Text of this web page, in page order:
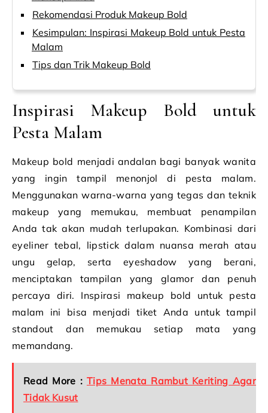
Rekomendasi Produk Makeup Bold
Kesimpulan: Inspirasi Makeup Bold untuk Pesta
Malam
Tips dan Trik Makeup Bold
Inspirasi Makeup Bold untuk
Pesta Malam
Makeup bold menjadi andalan bagi banyak wanita
yang ingin tampil menonjol di pesta malam.
Menggunakan warna-warna yang tegas dan teknik
makeup yang memukau, membuat penampilan
Anda tak akan mudah terlupakan. Kombinasi dari
eyeliner tebal, lipstick dalam nuansa merah atau
ungu gelap, serta eyeshadow yang berani,
menciptakan tampilan yang glamor dan penuh
percaya diri. Inspirasi makeup bold untuk pesta
malam ini bisa menjadi tiket Anda untuk tampil
standout dan memukau setiap mata yang
memandang.
Read More : Tips Menata Rambut Keriting Agar
Tidak Kusut